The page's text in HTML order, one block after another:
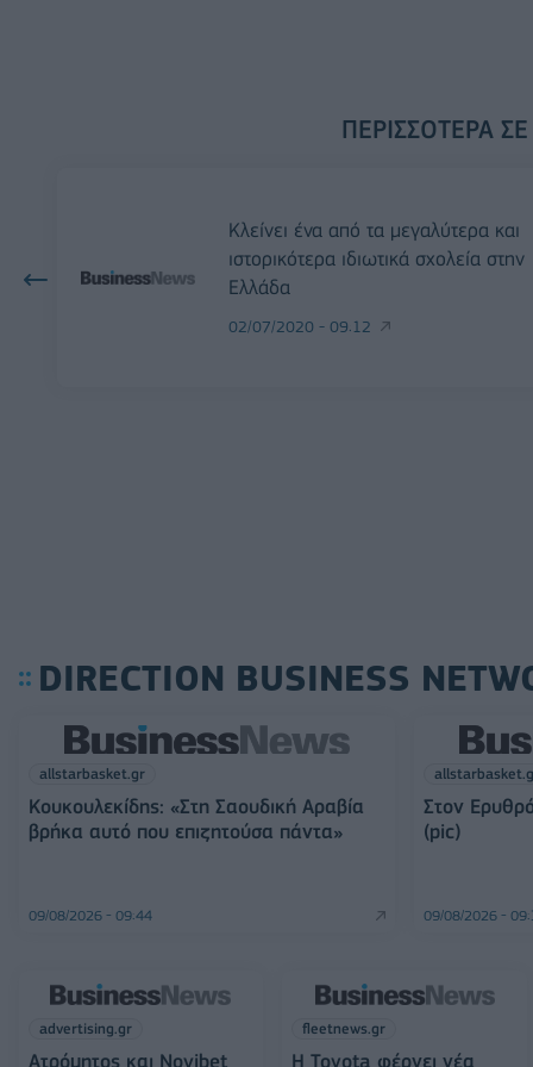
ΠΕΡΙΣΣΌΤΕΡΑ
Κλείνει ένα από τα μεγαλύτερα και
ιστορικότερα ιδιωτικά σχολεία στην
Ελλάδα
02/07/2020 - 09:12
DIRECTION BUSINESS
allstarbasket.gr
Κουκουλεκίδης: «Στη Σαουδική Αραβία
βρήκα αυτό που επιζητούσα πάντα»
09/08/2026 - 09:44
Στον
(pic)
09/08/2026 -
advertising.gr
Ατρόμητος και Novibet
fleetnews.gr
Η Toyota φέρνει νέα